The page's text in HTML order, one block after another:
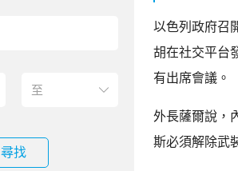
尋找
以色列政府召
胡在社交平台
有出席會議。
外長薩爾說，
斯必須解除武